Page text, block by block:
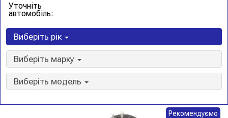
Уточніть
автомобіль:
Виберіть рік
Виберіть марку
Виберіть модель
Рекомендуємо